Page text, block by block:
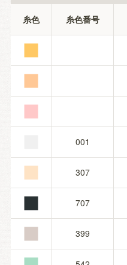
糸色 糸色番号
■
■
■
■ 001
■ 307
■ 707
■ 399